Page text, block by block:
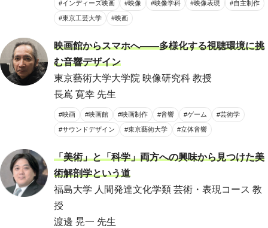
#インディーズ映画 #映像 #映像学科 #映像表現 #自主制作
#東京工芸大学 #映画
映画館からスマホへ――多様化する視聴環境に挑
む音響デザイン
東京藝術大学大学院 映像研究科 教授
長嶌 寛幸 先生
#映画 #映画館 #映画制作 #音響 #ゲーム #芸術学
#サウンドデザイン #東京藝術大学 #立体音響
「美術」と「科学」両方への興味から見つけた美
術解剖学という道
福島大学 人間発達文化学類 芸術・表現コース 教
授
渡邊 晃一 先生